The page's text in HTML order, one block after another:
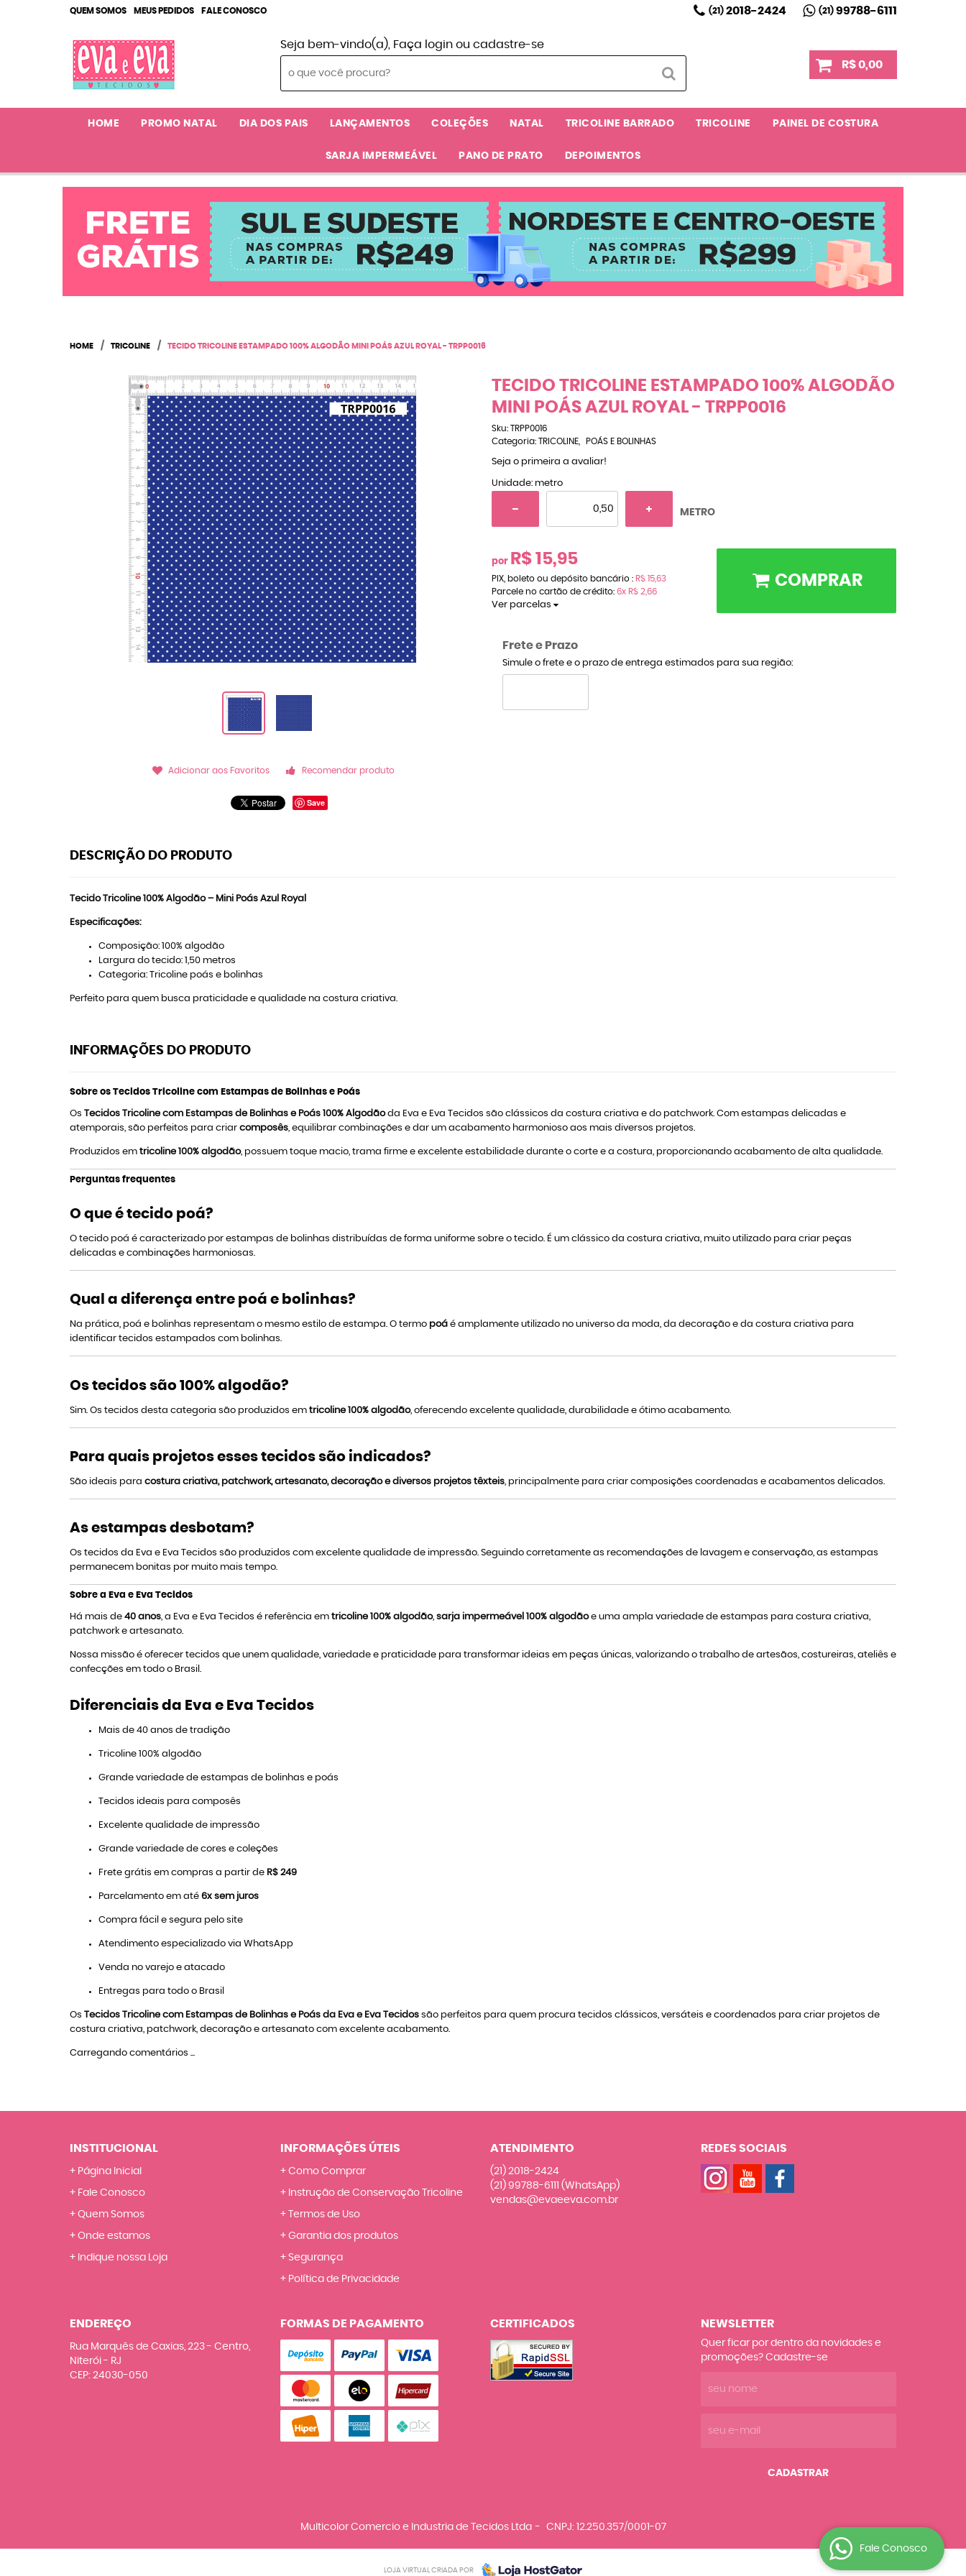
QUEM SOMOS MEUS PEDIDOS FALE CONOSCO (21)2018-2424 (21)99788-6111
Seja bem-vindo(a), Faça login ou cadastre-se
R$ 0,00
HOME PROMO NATAL DIA DOS PAIS LANÇAMENTOS COLEÇÕES NATAL TRICOLINE BARRADO TRICOLINE PAINEL DE COSTURA
SARJA IMPERMEÁVEL PANO DE PRATO DEPOIMENTOS
HOME TRICOLINE TECIDO TRICOLINE ESTAMPADO 100% ALGODÃO MINI POÁS AZUL ROYAL - TRPP0016
Adicionar aos Favoritos Recomendar produto
Save
TECIDO TRICOLINE ESTAMPADO 100% ALGODÃO
MINI POÁS AZUL ROYAL - TRPP0016
Sku:
TRPP0016
Categoria:
TRICOLINE POÁS E BOLINHAS
Seja o primeira a avaliar!
Unidade: metro
METRO
por R$ 15,95
PIX, boleto ou depósito bancário : R$ 15,63
Parcele no cartão de crédito: 6x R$ 2,66
Ver parcelas
COMPRAR
Frete e Prazo
Simule o frete e o prazo de entrega estimados para sua região:
DESCRIÇÃO DO PRODUTO
Tecido Tricoline 100% Algodão – Mini Poás Azul Royal
Especificações:
Composição: 100% algodão
Largura do tecido: 1,50 metros
Categoria: Tricoline poás e bolinhas
Perfeito para quem busca praticidade e qualidade na costura criativa.
INFORMAÇÕES DO PRODUTO
Sobre os Tecidos Tricoline com Estampas de Bolinhas e Poás
Os Tecidos Tricoline com Estampas de Bolinhas e Poás 100% Algodãoda Eva e Eva Tecidos são clássicos da costura criativa e do patchwork. Com estampas delicadas e
atemporais, são perfeitos para criar composês, equilibrar combinações e dar um acabamento harmonioso aos mais diversos projetos.
Produzidos em tricoline 100% algodão, possuem toque macio, trama firme e excelente estabilidade durante o corte e a costura, proporcionando acabamento de alta qualidade.
Perguntas frequentes
O que é tecido poá?
O tecido poá é caracterizado por estampas de bolinhas distribuídas de forma uniforme sobre o tecido. É um clássico da costura criativa, muito utilizado para criar peças
delicadas e combinações harmoniosas.
Qual a diferença entre poá e bolinhas?
Na prática, poá e bolinhas representam o mesmo estilo de estampa. O termo poá é amplamente utilizado no universo da moda, da decoração e da costura criativa para
identificar tecidos estampados com bolinhas.
Os tecidos são 100% algodão?
Sim. Os tecidos desta categoria são produzidos em tricoline 100% algodão, oferecendo excelente qualidade, durabilidade e ótimo acabamento.
Para quais projetos esses tecidos são indicados?
São ideais para costura criativa, patchwork, artesanato, decoração e diversos projetos têxteis, principalmente para criar composições coordenadas e acabamentos delicados.
As estampas desbotam?
Os tecidos da Eva e Eva Tecidos são produzidos com excelente qualidade de impressão. Seguindo corretamente as recomendações de lavagem e conservação, as estampas
permanecem bonitas por muito mais tempo.
Sobre a Eva e Eva Tecidos
Há mais de 40 anos , a Eva e Eva Tecidos é referência em tricoline 100% algodão, sarja impermeável 100% algodãoe uma ampla variedade de estampas para costura criativa,
patchwork e artesanato.
Nossa missão é oferecer tecidos que unem qualidade, variedade e praticidade para transformar ideias em peças únicas, valorizando o trabalho de artesãos, costureiras, ateliês e
confecções em todo o Brasil.
Diferenciais da Eva e Eva Tecidos
Mais de 40 anos de tradição
Tricoline 100% algodão
Grande variedade de estampas de bolinhas e poás
Tecidos ideais para composês
Excelente qualidade de impressão
Grande variedade de cores e coleções
Frete grátis em compras a partir de R$ 249
Parcelamento em até 6x sem juros
Compra fácil e segura pelo site
Atendimento especializado via WhatsApp
Venda no varejo e atacado
Entregas para todo o Brasil
Os Tecidos Tricoline com Estampas de Bolinhas e Poás da Eva e Eva Tecidos são perfeitos para quem procura tecidos clássicos, versáteis e coordenados para criar projetos de
costura criativa, patchwork, decoração e artesanato com excelente acabamento.
Carregando comentários ...
INSTITUCIONAL
Página Inicial
Fale Conosco
Quem Somos
Onde estamos
Indique nossa Loja
INFORMAÇÕES ÚTEIS
Como Comprar
Instrução de Conservação Tricoline
Termos de Uso
Garantia dos produtos
Segurança
Política de Privacidade
ATENDIMENTO
(21) 2018-2424
(21) 99788-6111 (WhatsApp)
vendas@evaeeva.com.br
REDES SOCIAIS
ENDEREÇO
Rua Marquês de Caxias, 223- Centro,
Niterói- RJ
CEP: 24030-050
FORMAS DE PAGAMENTO CERTIFICADOS NEWSLETTER
Quer ficar por dentro da novidades e
promoções? Cadastre-se
CADASTRAR
Multicolor Comercio e Industria de Tecidos Ltda CNPJ: 12.250.357/0001-07
LOJA VIRTUAL CRIADA POR
Fale Conosco